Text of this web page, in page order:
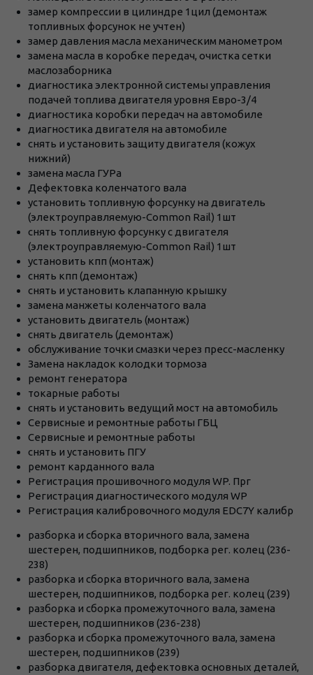
замер компрессии в цилиндре 1цил (демонтаж
топливных форсунок не учтен)
замер давления масла механическим манометром
замена масла в коробке передач, очистка сетки
маслозаборника
диагностика электронной системы управления
подачей топлива двигателя уровня Евро-3/4
диагностика коробки передач на автомобиле
диагностика двигателя на автомобиле
снять и установить защиту двигателя (кожух
нижний)
замена масла ГУРа
Дефектовка коленчатого вала
установить топливную форсунку на двигатель
(электроуправляемую-Common Rail) 1шт
снять топливную форсунку с двигателя
(электроуправляемую-Common Rail) 1шт
установить кпп (монтаж)
снять кпп (демонтаж)
снять и установить клапанную крышку
замена манжеты коленчатого вала
установить двигатель (монтаж)
снять двигатель (демонтаж)
обслуживание точки смазки через пресс-масленку
Замена накладок колодки тормоза
ремонт генератора
токарные работы
снять и установить ведущий мост на автомобиль
Сервисные и ремонтные работы ГБЦ
Сервисные и ремонтные работы
снять и установить ПГУ
ремонт карданного вала
Регистрация прошивочного модуля WP. Прг
Регистрация диагностического модуля WP
Регистрация калибровочного модуля EDC7Y калибр
разборка и сборка вторичного вала, замена
шестерен, подшипников, подборка рег. колец (236-
238)
разборка и сборка вторичного вала, замена
шестерен, подшипников, подборка рег. колец (239)
разборка и сборка промежуточного вала, замена
шестерен, подшипников (236-238)
разборка и сборка промежуточного вала, замена
шестерен, подшипников (239)
разборка двигателя, дефектовка основных деталей,